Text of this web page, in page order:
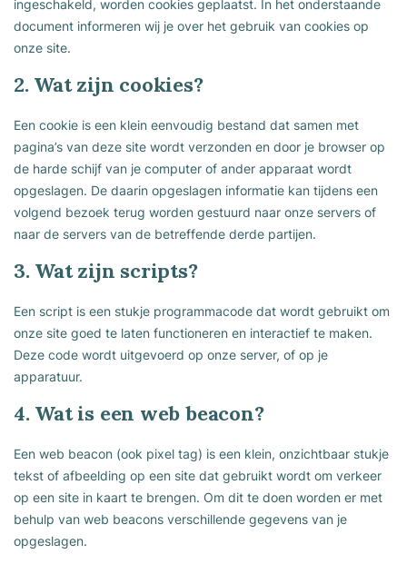
ingeschakeld, worden cookies geplaatst. In het onderstaande
document informeren wij je over het gebruik van cookies op
onze site.
2. Wat zijn cookies?
Een cookie is een klein eenvoudig bestand dat samen met
pagina’s van deze site wordt verzonden en door je browser op
de harde schijf van je computer of ander apparaat wordt
opgeslagen. De daarin opgeslagen informatie kan tijdens een
volgend bezoek terug worden gestuurd naar onze servers of
naar de servers van de betreffende derde partijen.
3. Wat zijn scripts?
Een script is een stukje programmacode dat wordt gebruikt om
onze site goed te laten functioneren en interactief te maken.
Deze code wordt uitgevoerd op onze server, of op je
apparatuur.
4. Wat is een web beacon?
Een web beacon (ook pixel tag) is een klein, onzichtbaar stukje
tekst of afbeelding op een site dat gebruikt wordt om verkeer
op een site in kaart te brengen. Om dit te doen worden er met
behulp van web beacons verschillende gegevens van je
opgeslagen.